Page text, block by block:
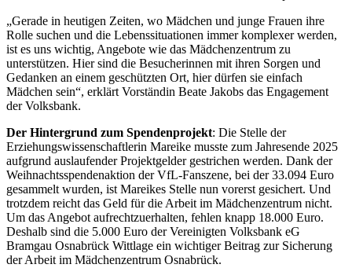
„Gerade in heutigen Zeiten, wo Mädchen und junge Frauen ihre
Rolle suchen und die Lebenssituationen immer komplexer werden,
ist es uns wichtig, Angebote wie das Mädchenzentrum zu
unterstützen. Hier sind die Besucherinnen mit ihren Sorgen und
Gedanken an einem geschützten Ort, hier dürfen sie einfach
Mädchen sein“, erklärt Vorständin Beate Jakobs das Engagement
der Volksbank.
Der Hintergrund zum Spendenprojekt: Die Stelle der
Erziehungswissenschaftlerin Mareike musste zum Jahresende 2025
aufgrund auslaufender Projektgelder gestrichen werden. Dank der
Weihnachtsspendenaktion der VfL-Fanszene, bei der 33.094 Euro
gesammelt wurden, ist Mareikes Stelle nun vorerst gesichert. Und
trotzdem reicht das Geld für die Arbeit im Mädchenzentrum nicht.
Um das Angebot aufrechtzuerhalten, fehlen knapp 18.000 Euro.
Deshalb sind die 5.000 Euro der Vereinigten Volksbank eG
Bramgau Osnabrück Wittlage ein wichtiger Beitrag zur Sicherung
der Arbeit im Mädchenzentrum Osnabrück.